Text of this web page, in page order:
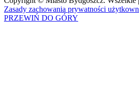
Zasady zachowania prywatności
PRZEWIŃ DO GÓRY